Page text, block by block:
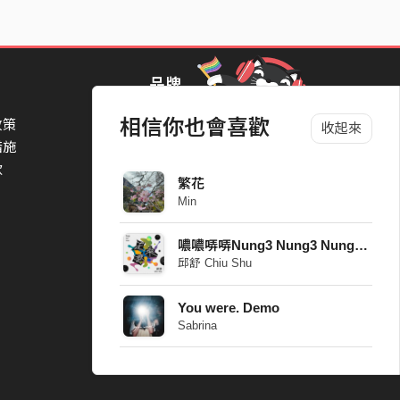
相信你也會喜歡 收起來
繁花
Min
噥噥哢哢Nung3 Nung3 Nung Nung
邱舒 Chiu Shu
You were. Demo
Sabrina
策
施
品牌
StreetVoice Awards 街聲音樂獎
Blow 吹音樂
Packer 派歌
SimpleLife 簡單生活節
ParkPark Carnival
一起比 YEAH 吧